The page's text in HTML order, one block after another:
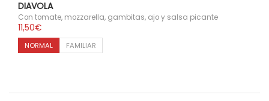
a
i
DIAVOLA
Con tomate, mozzarella, gambitas, ajo y salsa picante
11,50€
NORMAL FAMILIAR